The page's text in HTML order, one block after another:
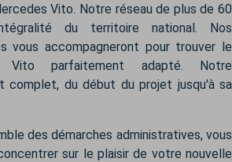
Vito. Notre réseau de plus de 60
du territoire national. Nos
vous accompagneront pour trouver le
Vito parfaitement adapté. Notre
complet, du début du projet jusqu'à sa
des démarches administratives, vous
sur le plaisir de votre nouvelle